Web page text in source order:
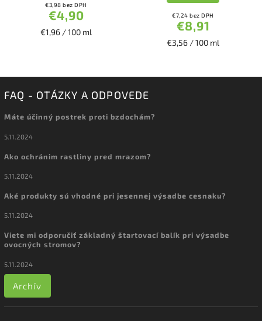
€3,98 bez DPH
€4,90
€1,96 / 100 ml
€7,24 bez DPH
€8,91
€3,56 / 100 ml
FAQ - OTÁZKY A ODPOVEDE
Máte účinný postrek proti bzdochám?
5.11.2024
Ako ochránim rastliny pred mrazom?
5.11.2024
Aké produkty sú vhodné pri jesennej výsadbe cesnaku?
5.11.2024
Viete mi odporučiť základný štartovací balík pri výsadbe
ovocných stromov?
5.11.2024
Archív